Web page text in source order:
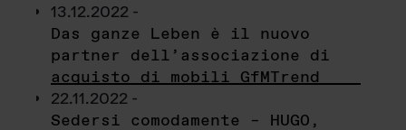
13.12.2022 -
Das ganze Leben è il nuovo
partner dell’associazione di
acquisto di mobili GfMTrend
22.11.2022 -
Sedersi comodamente – HUGO,